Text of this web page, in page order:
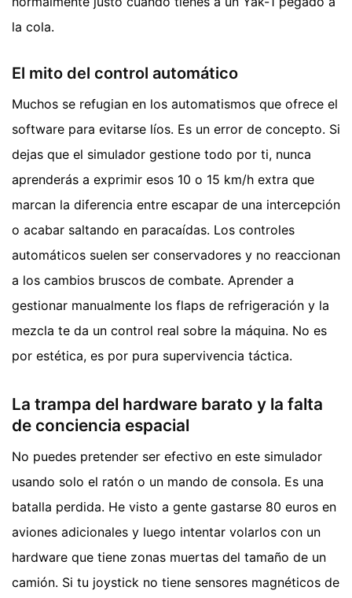
la cola.
El mito del control automático
Muchos se refugian en los automatismos que ofrece el
software para evitarse líos. Es un error de concepto. Si
dejas que el simulador gestione todo por ti, nunca
aprenderás a exprimir esos 10 o 15 km/h extra que
marcan la diferencia entre escapar de una intercepción
o acabar saltando en paracaídas. Los controles
automáticos suelen ser conservadores y no reaccionan
a los cambios bruscos de combate. Aprender a
gestionar manualmente los flaps de refrigeración y la
mezcla te da un control real sobre la máquina. No es
por estética, es por pura supervivencia táctica.
La trampa del hardware barato y la falta
de conciencia espacial
No puedes pretender ser efectivo en este simulador
usando solo el ratón o un mando de consola. Es una
batalla perdida. He visto a gente gastarse 80 euros en
aviones adicionales y luego intentar volarlos con un
hardware que tiene zonas muertas del tamaño de un
camión. Si tu joystick no tiene sensores magnéticos de